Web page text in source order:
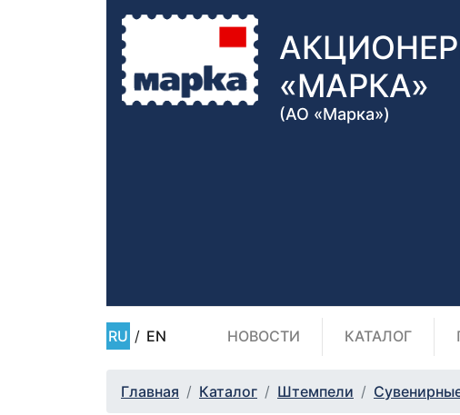
«МАРКА»
(АО «Марка»)
RU / EN НОВОСТИ КАТАЛОГ
Главная Каталог Штемпели